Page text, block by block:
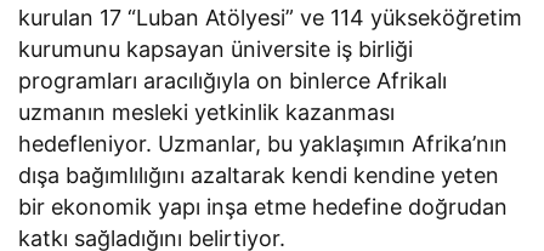
kurulan 17 “Luban Atölyesi” ve 114 yükseköğretim
kurumunu kapsayan üniversite iş birliği
programları aracılığıyla on binlerce Afrikalı
uzmanın mesleki yetkinlik kazanması
hedefleniyor. Uzmanlar, bu yaklaşımın Afrika’nın
dışa bağımlılığını azaltarak kendi kendine yeten
bir ekonomik yapı inşa etme hedefine doğrudan
katkı sağladığını belirtiyor.